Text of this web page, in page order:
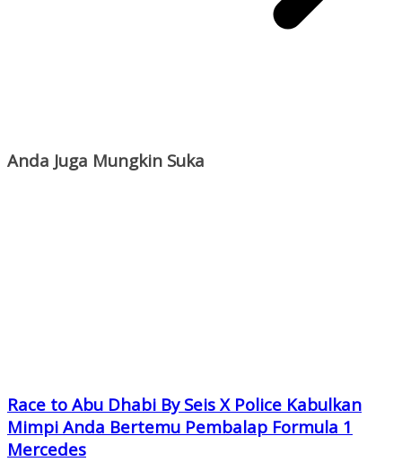
Anda Juga Mungkin Suka
Race to Abu Dhabi By Seis X Police Kabulkan
Mimpi Anda Bertemu Pembalap Formula 1
Mercedes